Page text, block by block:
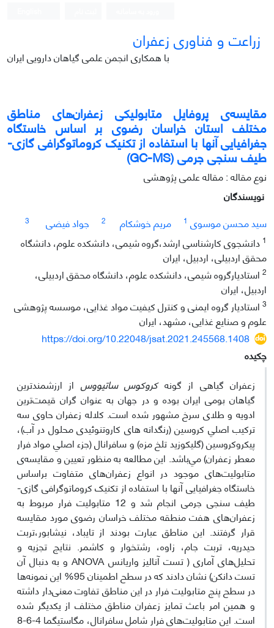
زراعت و فناوری زعفران
با همکاری انجمن علمی گیاهان دارویی ایران
مقایسه‌ی ﭘﺮﻭﻓﺎﯾﻞ ﻣﺘﺎﺑﻮﻟﯿﮑﯽ زﻋﻔﺮﺍن‌ﻫﺎی مناطق
مختلف استان خراسان رضوی ﺑﺮ ﺍﺳﺎس ﺧﺍﺳﺘﮕﺎه
ﺟﻐﺮﺍﻓﯿﺎﯾﯽ آﻧﻬﺎ ﺑﺎ ﺍﺳﺘﻔﺎده ﺍز ﺗﮑﻨﯿﮏ ﮐﺮﻭﻣﺎﺗﻮﮔﺮﺍﻓﯽ ﮔﺎزی-
ﻃﯿﻒ ﺳﻨﺠﯽ ﺟﺮﻣﯽ (GC-MS)
نوع مقاله : مقاله علمی پژوهشی
نویسندگان
سید محسن موسوی 1 مریم خوشکام 2 جواد فیضی
3
1 دانشجوی کارشناسی ارشد،گروه شیمی، دانشکده علوم، دانشگاه
محقق اردبیلی، اردبیل، ایران
2 استادیارگروه شیمی، دانشکده علوم، دانشگاه محقق اردبیلی،
اردبیل، ایران
3 استادیار گروه ایمنی و کنترل کیفیت مواد غذایی، موسسه پژوهشی
علوم و صنایع غذایی، مشهد، ایران
https://doi.org/10.22048/jsat.2021.245568.1408
چکیده
زعفران گیاهی از گونهکروکوس ساتیووس از ارزشمندترین
گیاهان بومی ایران بوده و در جهان به عنوان گران قیمت‌ترین
ادویه و طلای سرخ مشهور شده است. ﻛﻼﻟﻪ زعفران ﺣﺎوی ﺳﻪ
ﺗﺮﻛﻴﺐ اﺻﻠﻲ ﻛﺮوﺳﻴﻦ (رنگدانه های کاروتنوئیدی محلول در آب)،
ﭘﻴﻜﺮوﻛﺮوﺳﻴﻦ (ﮔﻠﻴﻜﻮزﻳﺪ ﺗﻠﺦ مزه) و ﺳﺎﻓﺮاﻧﺎل (ﺟﺰء اﺻﻠﻲ ﻣﻮاد ﻓﺮار
ﻣﻌﻄﺮ زعفران) ﻣﻲﺑﺎﺷﺪ. این مطالعه به منظور تعیین و مقایسه‌ی
متابولیت‌های موجود در ﺍﻧﻮﺍع زﻋﻔﺮﺍن‌ﻫﺎی ﻣﺘﻔﺎﻭت ﺑﺮ‌ﺍﺳﺎس
خاستگاه ﺟﻐﺮﺍﻓﯿﺎﯾﯽ آن­ها با استفاده از تکنیک کروماتوگرافی گازی-
طیف سنجی جرمی انجام شد و 12 متابولیت فرار مربوط به
زعفران‌های هفت منطقه مختلف خراسان رضوی مورد مقایسه
قرار گرفتند. این مناطق عبارت بودند از تایباد، نیشابور،تربت
حیدریه، تربت جام، زاوه، رشتخوار و کاشمر. نتایج تجزیه و
تحلیل‌های آماری ( تست آنالیز واریانس ANOVA و به دنبال آن
تست دانکن) نشان دادند که در سطح اطمینان 95% این نمونه‌ها
در سطح پنج متابولیت فرار در این مناطق تفاوت معنی‌دار داشته
و همین امر باعث تمایز زعفران مناطق مختلف از یکدیگر شده
است. این متابولیت‌های فرار شامل سافرانال، مگاستیگما 4-6-8